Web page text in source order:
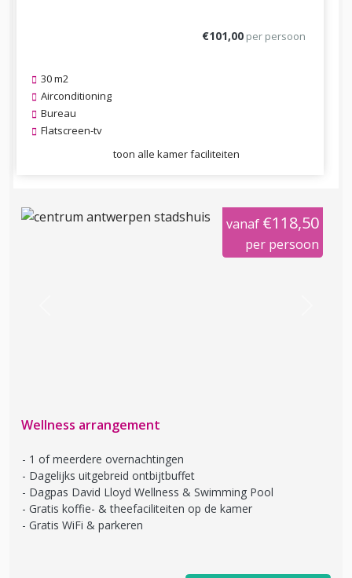
€101,00 per persoon
30 m2
Airconditioning
Bureau
Flatscreen-tv
toon alle kamer faciliteiten
vanaf €118,50
per persoon
Wellness arrangement
1 of meerdere overnachtingen
Dagelijks uitgebreid ontbijtbuffet
Dagpas David Lloyd Wellness & Swimming Pool
Gratis koffie- & theefaciliteiten op de kamer
Gratis WiFi & parkeren